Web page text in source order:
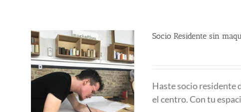
Socio Residente sin
Haste socio residente
el centro. Con tu